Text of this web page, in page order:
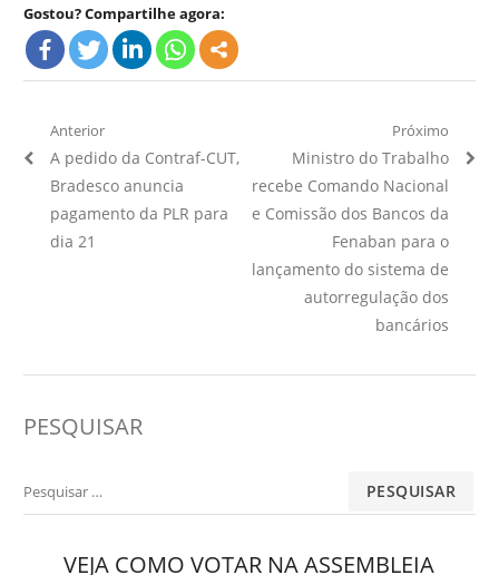
Gostou? Compartilhe agora:
Navegação
de
Post
Anterior
Artigo
Anterior:
A pedido da Contraf-CUT,
Bradesco anuncia
pagamento da PLR para
dia 21
Próximo
Próximo
Artigo:
Ministro do Trabalho
recebe Comando Nacional
e Comissão dos Bancos da
Fenaban para o
lançamento do sistema de
autorregulação dos
bancários
PESQUISAR
Pesquisar
VEJA COMO VOTAR NA ASSEMBLEIA